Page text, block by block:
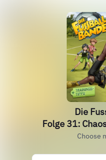
Die
Folge 31:
Choose